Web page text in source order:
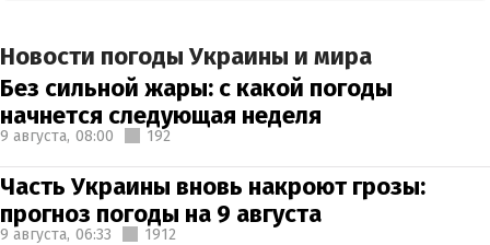
Новости погоды Украины и мира
Без сильной жары: с какой погоды
начнется следующая неделя
9 августа, 08:00 192
Часть Украины вновь накроют грозы:
прогноз погоды на 9 августа
9 августа, 06:33 1912